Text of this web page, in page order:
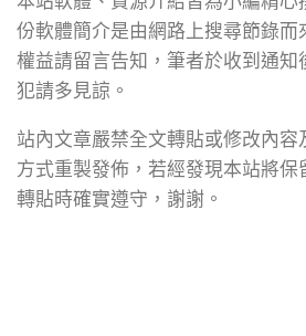
份軟體簡介是由網路上搜尋節錄而
權益請留言告知，筆者於收到通知
犯請多見諒。
站內文章嚴禁全文轉貼或修改內容
方式重製發佈，若經發現本站將保
轉貼時確實遵守，謝謝。